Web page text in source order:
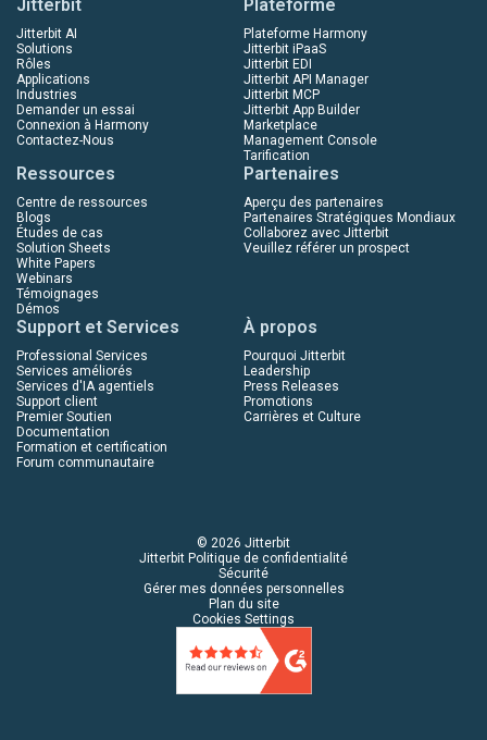
Jitterbit
Jitterbit AI
Solutions
Rôles
Applications
Industries
Demander un essai
Connexion à Harmony
Contactez-Nous
Plateforme
Plateforme Harmony
Jitterbit iPaaS
Jitterbit EDI
Jitterbit API Manager
Jitterbit MCP
Jitterbit App Builder
Marketplace
Management Console
Tarification
Ressources
Centre de ressources
Blogs
Études de cas
Solution Sheets
White Papers
Webinars
Témoignages
Démos
Partenaires
Aperçu des partenaires
Partenaires Stratégiques Mondiaux
Collaborez avec Jitterbit
Veuillez référer un prospect
Support et Services
Professional Services
Services améliorés
Services d'IA agentiels
Support client
Premier Soutien
Documentation
Formation et certification
Forum communautaire
À propos
Pourquoi Jitterbit
Leadership
Press Releases
Promotions
Carrières et Culture
© 2026 Jitterbit
Jitterbit Politique de confidentialité
Sécurité
Gérer mes données personnelles
Plan du site
Cookies Settings